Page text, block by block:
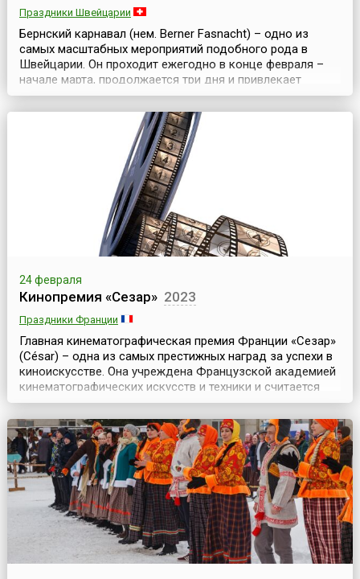
Праздники Швейцарии
Бернский карнавал (нем. Berner Fasnacht) – одно из
самых масштабных мероприятий подобного рода в
Швейцарии. Он проходит ежегодно в конце февраля –
начале марта, продолжается три дня и привлекает
множество гостей и участников. В последние годы этот
карнавал стал третьим по массовости и популярности
карнавалом страны, который ежегодно посещает более
50 тысяч человек.Согласно историческим докумен...
24 февраля
Кинопремия «Сезар» 2023
Праздники Франции
Главная кинематографическая премия Франции «Сезар»
(César) – одна из самых престижных наград за успехи в
киноискусстве. Она учреждена Французской академией
кинематографических искусств и техники и считается
европейским аналогом «Оскара».Идею премии
предложил в 1974 году продюсер и первый президент
Французской киноакадемии Жорж Кравенн. Он назвал
ее в честь своего друга – скульптора, известного...